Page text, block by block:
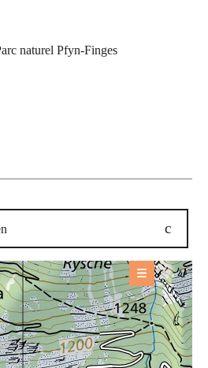
naturel Pfyn-Finges
+